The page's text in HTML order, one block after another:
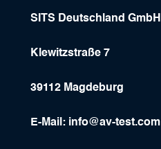
SITS Deutschland GmbH
Klewitzstraße 7
39112 Magdeburg
E-Mail: info@av-test.com